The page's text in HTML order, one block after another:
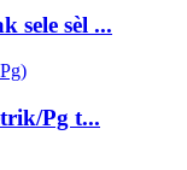
sele sèl ...
Pg t...